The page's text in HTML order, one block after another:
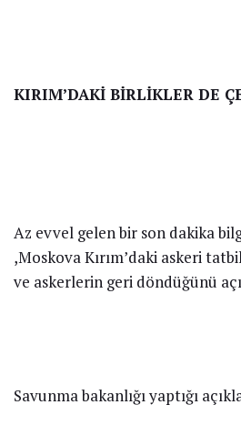
KIRIM’DAKİ BİRLİKLER DE
Az evvel gelen bir son dakika
,Moskova Kırım’daki askeri
ve askerlerin geri döndüğünü
Savunma bakanlığı yaptığı